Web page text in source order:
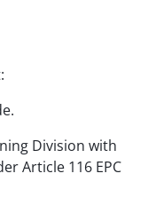
Division with
Article 116 EPC